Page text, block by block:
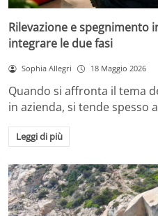
Rilevazione e spegnimento
integrare le due fasi
Sophia Allegri 18 Maggio 2026
Quando si affronta il tema
in azienda, si tende spesso
Leggi di più